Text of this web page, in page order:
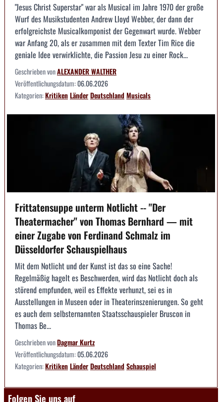
"Jesus Christ Superstar" war als Musical im Jahre 1970 der große
Wurf des Musikstudenten Andrew Lloyd Webber, der dann der
erfolgreichste Musicalkomponist der Gegenwart wurde. Webber
war Anfang 20, als er zusammen mit dem Texter Tim Rice die
geniale Idee verwirklichte, die Passion Jesu zu einer Rock...
Geschrieben vonALEXANDER WALTHER
Veröffentlichungsdatum:06.06.2026
Kategorien:KritikenLänderDeutschlandMusicals
Frittatensuppe unterm Notlicht -- "Der
Theatermacher" von Thomas Bernhard — mit
einer Zugabe von Ferdinand Schmalz im
Düsseldorfer Schauspielhaus
Mit dem Notlicht und der Kunst ist das so eine Sache!
Regelmäßig hagelt es Beschwerden, wird das Notlicht doch als
störend empfunden, weil es Effekte verhunzt, sei es in
Ausstellungen in Museen oder in Theaterinszenierungen. So geht
es auch dem selbsternannten Staatsschauspieler Bruscon in
Thomas Be...
Geschrieben vonDagmar Kurtz
Veröffentlichungsdatum:05.06.2026
Kategorien:KritikenLänderDeutschlandSchauspiel
Folgen Sie uns auf